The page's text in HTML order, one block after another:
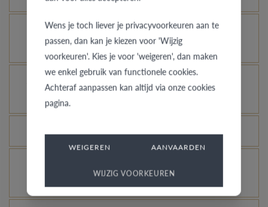
Votre bague en Black Steel peut-elle retrouver
un aspect neuf ?
À quelles bagues l’assurance vol s’applique-t-
Wens je toch liever je privacyvoorkeuren aan te
passen, dan kan je kiezen voor 'Wijzig
voorkeuren'. Kies je voor 'weigeren', dan maken
we enkel gebruik van functionele cookies.
Achteraf aanpassen kan altijd via onze cookies
pagina.
WEIGEREN AANVAARDEN
WIJZIG VOORKEUREN